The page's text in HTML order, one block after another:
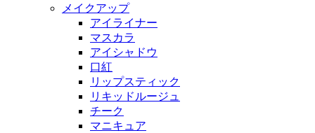
メイクアップ
アイライナー
マスカラ
アイシャドウ
口紅
リップスティック
リキッドルージュ
チーク
マニキュア